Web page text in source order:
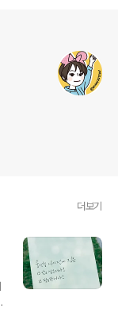
더보기